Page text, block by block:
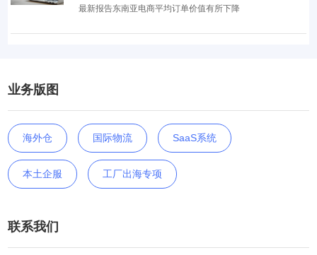
最新报告东南亚电商平均订单价值有所下降
业务版图
海外仓 国际物流 SaaS系统
本土企服 工厂出海专项
联系我们